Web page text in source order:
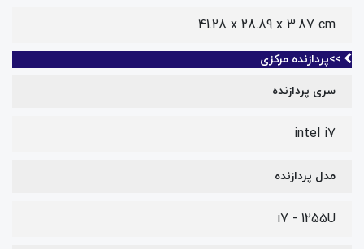
‎41.28 x 28.89 x 3.87 cm
>>پردازنده مرکزی
سری پردازنده
intel i7
مدل پردازنده
i7 - 1255U